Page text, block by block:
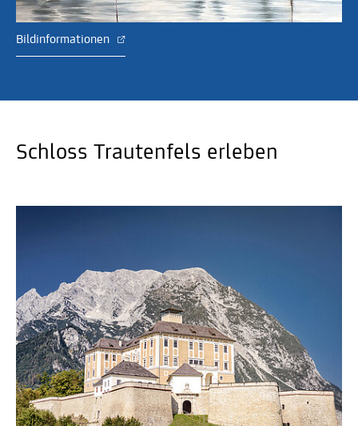
Bildinformationen
Schloss Trautenfels erleben